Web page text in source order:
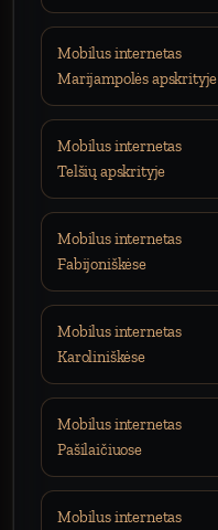
Mobilus internetas
Marijampolės apskrityje
Mobilus internetas
Telšių apskrityje
Mobilus internetas
Fabijoniškėse
Mobilus internetas
Karoliniškėse
Mobilus internetas
Pašilaičiuose
Mobilus internetas